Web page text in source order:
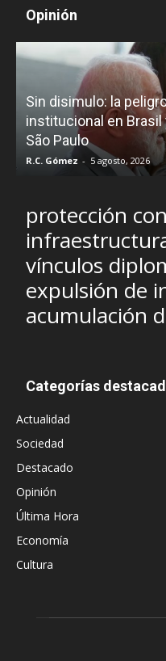
Opinión
Sin disimulo: la
institucional en Brasil
São Paulo
R.C. Gómez - 5 agosto, 2026
protección
vínculos
expulsión de
acumulación
Categorías
Actualidad
Sociedad
Destacado
Opinión
Última Hora
Economía
Cultura